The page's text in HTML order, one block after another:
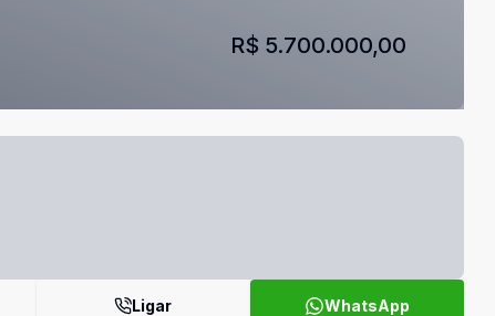
R$ 5.700.000,00
Ligar WhatsApp